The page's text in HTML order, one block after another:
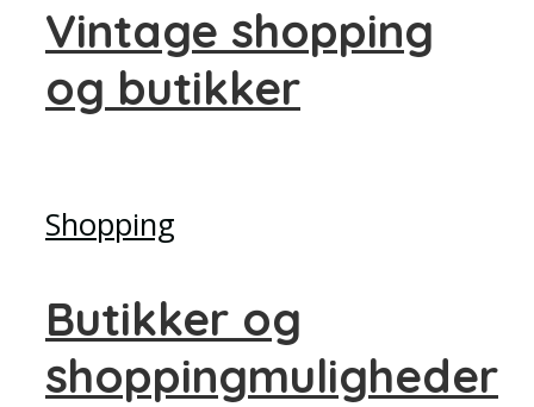
Vintage shopping
og butikker
Shopping
Butikker og
shoppingmuligheder